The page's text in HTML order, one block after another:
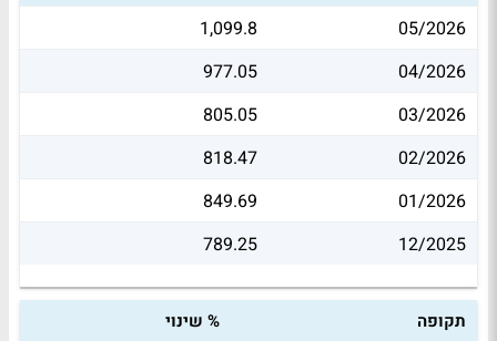
05/2026
1,099.8
04/2026
977.05
03/2026
805.05
02/2026
818.47
01/2026
849.69
12/2025
789.25
תקופה % שינוי